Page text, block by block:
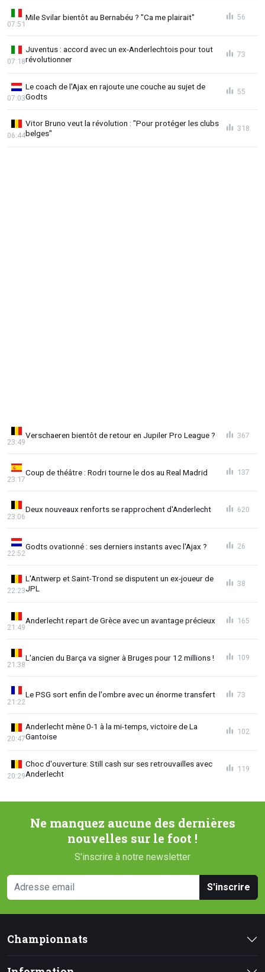
Mile Svilar bientôt au Bernabéu ? "Ca me plairait"
07:51
56
Juventus : accord avec un ex-Anderlechtois pour tout
révolutionner
07:18
73
Le coach de l'Ajax en rajoute une couche au sujet de
Godts
07:03
55
Vitor Bruno veut la révolution : "Pour protéger les clubs
belges"
06:44
318
Verschaeren bientôt de retour en Jupiler Pro League ?
23:49
367
Coup de théâtre : Rodri tourne le dos au Real Madrid
23:17
137
Deux nouveaux renforts se rapprochent d'Anderlecht
23:06
620
Godts ovationné : ses derniers instants avec l'Ajax ?
22:52
26
L'Antwerp et Saint-Trond se disputent un ex-joueur de
JPL
22:23
38
Anderlecht repart de Grèce avec un avantage précieux
21:49
165
L'ancien du Barça va signer à Bruges pour 12 millions !
21:38
109
Le PSG sort enfin de l'ombre avec un énorme transfert
21:22
73
Anderlecht mène 0-1 à la mi-temps, victoire de La
Gantoise
20:47
102
Choc d'ouverture: Still cash sur ses retrouvailles avec
Anderlecht
20:29
119
Ne manquez aucune des dernières
nouvelles sur le foot !
S'inscrire à notre newsletter
S'inscrire
Championnats